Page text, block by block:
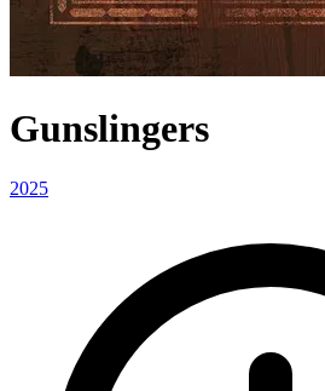
Gunslingers
2025